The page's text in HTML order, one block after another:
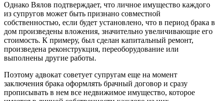
Однако Вялов подтверждает, что личное имущество каждого
из супругов может быть признано совместной
собственностью, если будет установлено, что в период брака в
дом произведены вложения, значительно увеличивающие его
стоимость. К примеру, был сделан капитальный ремонт,
произведена реконструкция, переоборудование или
выполнены другие работы.
Поэтому адвокат советует супругам еще на момент
заключения брака оформлять брачный договор и сразу
прописывать в нем все недвижимое имущество, которое